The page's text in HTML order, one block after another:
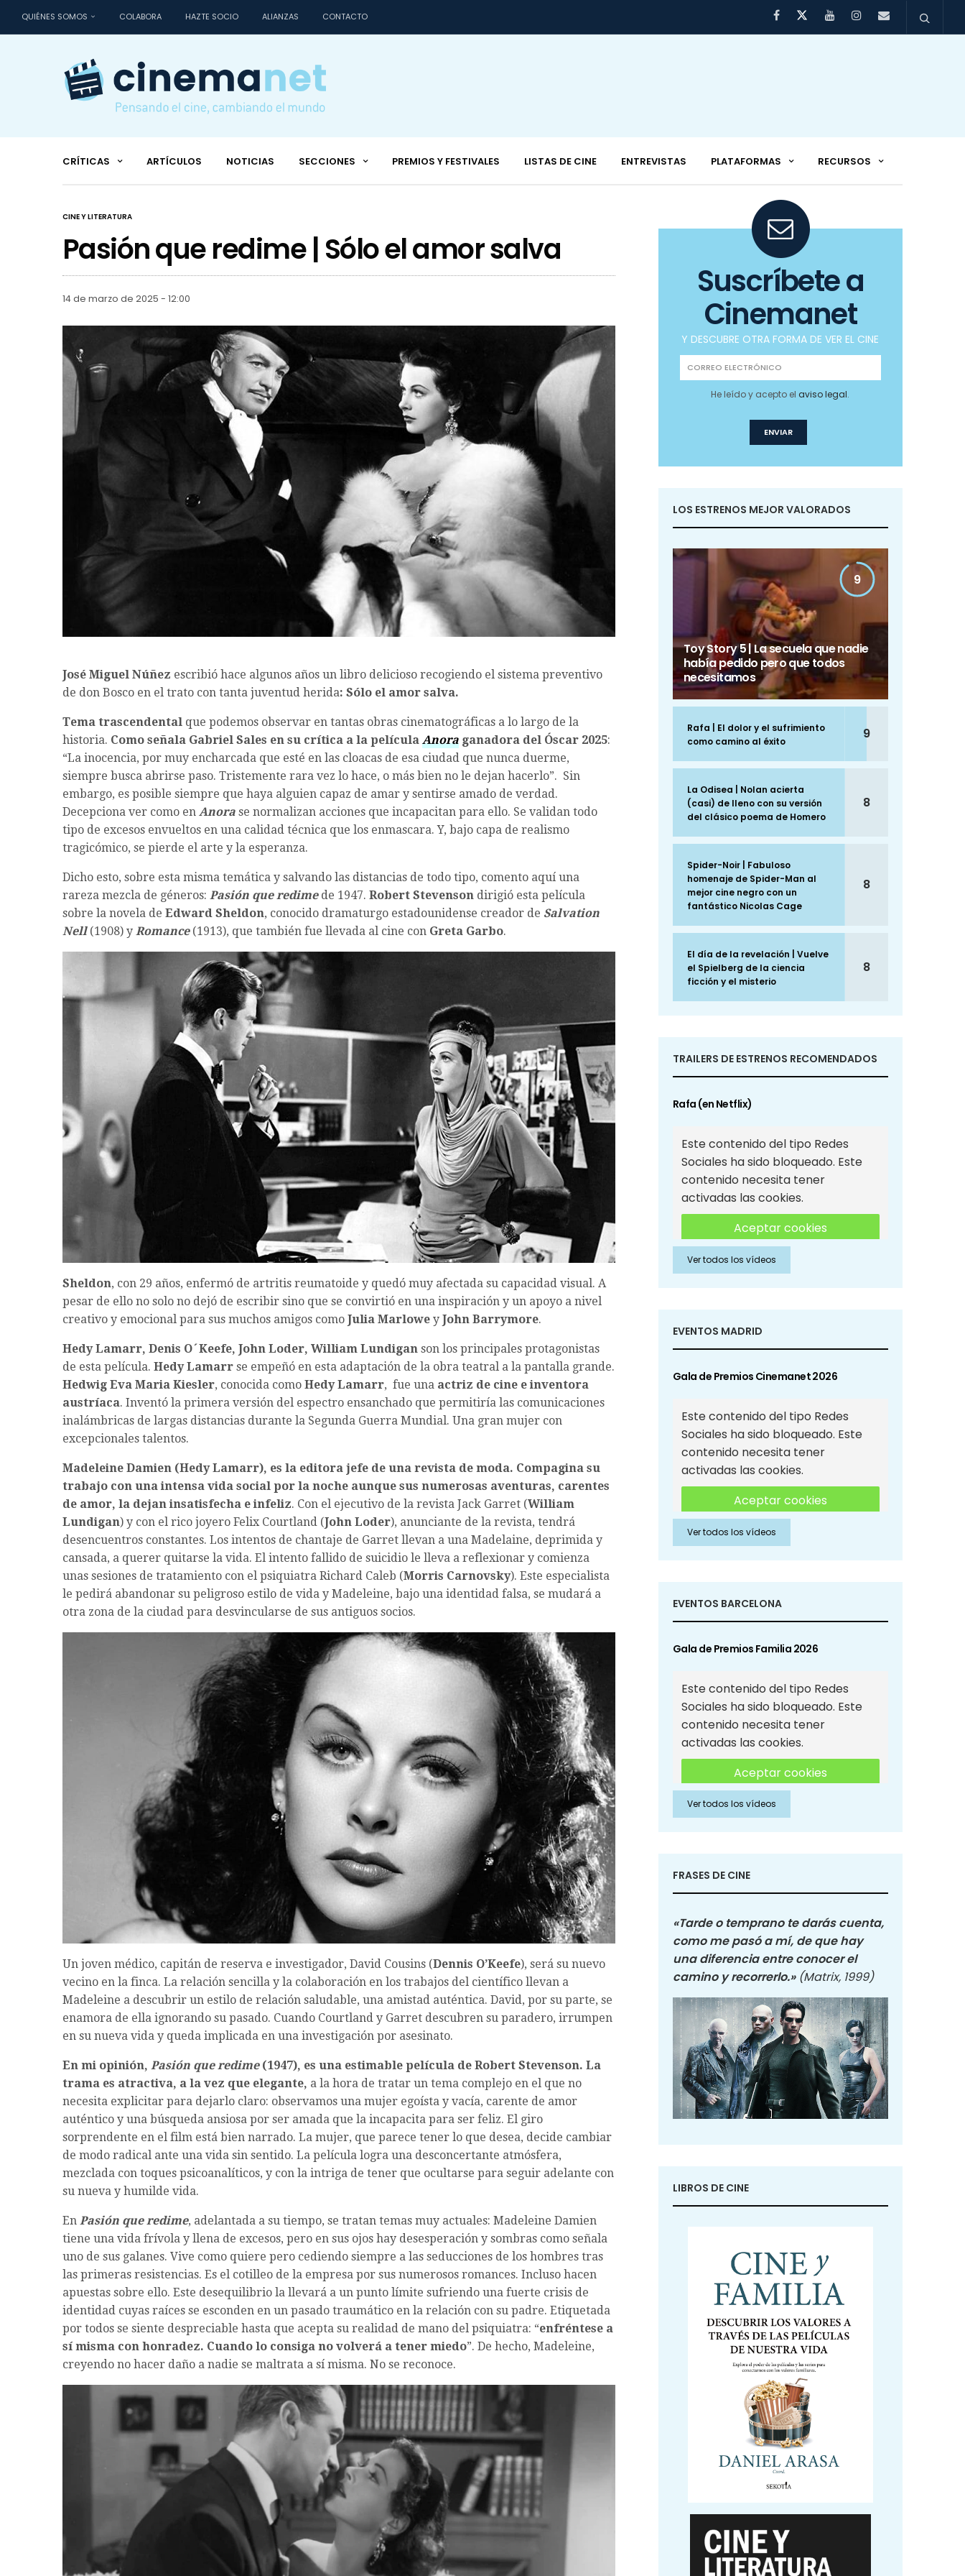
QUIÉNES SOMOS COLABORA HAZTE SOCIO ALIANZAS CONTACTO
CRÍTICAS ARTÍCULOS NOTICIAS SECCIONES PREMIOS Y FESTIVALES LISTAS DE CINE ENTREVISTAS PLATAFORMAS RECURSOS
CINE Y LITERATURA
Pasión que redime | Sólo el amor salva
14 de marzo de 2025 - 12:00
José Miguel Núñez escribió hace algunos años un libro delicioso recogiendo el sistema preventivo
de don Bosco en el trato con tanta juventud herida: Sólo el amor salva.
Tema trascendental que podemos observar en tantas obras cinematográficas a lo largo de la
historia. Como señala Gabriel Sales en su crítica a la película Anora ganadora del Óscar 2025:
“La inocencia, por muy encharcada que esté en las cloacas de esa ciudad que nunca duerme,
siempre busca abrirse paso. Tristemente rara vez lo hace, o más bien no le dejan hacerlo”. Sin
embargo, es posible siempre que haya alguien capaz de amar y sentirse amado de verdad.
Decepciona ver como en Anora se normalizan acciones que incapacitan para ello. Se validan todo
tipo de excesos envueltos en una calidad técnica que los enmascara. Y, bajo capa de realismo
tragicómico, se pierde el arte y la esperanza.
Dicho esto, sobre esta misma temática y salvando las distancias de todo tipo, comento aquí una
rareza mezcla de géneros: Pasión que redimede 1947. Robert Stevenson dirigió esta película
sobre la novela de Edward Sheldon, conocido dramaturgo estadounidense creador de Salvation
Nell(1908) y Romance(1913), que también fue llevada al cine con Greta Garbo.
Sheldon, con 29 años, enfermó de artritis reumatoide y quedó muy afectada su capacidad visual. A
pesar de ello no solo no dejó de escribir sino que se convirtió en una inspiración y un apoyo a nivel
creativo y emocional para sus muchos amigos como Julia Marlowe y John Barrymore.
Hedy Lamarr, Denis O´Keefe, John Loder, William Lundigan son los principales protagonistas
de esta película. Hedy Lamarr se empeñó en esta adaptación de la obra teatral a la pantalla grande.
Hedwig Eva Maria Kiesler, conocida como Hedy Lamarr, ​ fue una actriz de cine e inventora
austríaca. Inventó la primera versión del espectro ensanchado que permitiría las comunicaciones
inalámbricas de largas distancias durante la Segunda Guerra Mundial. Una gran mujer con
excepcionales talentos.
Madeleine Damien (Hedy Lamarr), es la editora jefe de una revista de moda. Compagina su
trabajo con una intensa vida social por la noche aunque sus numerosas aventuras, carentes
de amor, la dejan insatisfecha e infeliz. Con el ejecutivo de la revista Jack Garret (William
Lundigan) y con el rico joyero Felix Courtland (John Loder), anunciante de la revista, tendrá
desencuentros constantes. Los intentos de chantaje de Garret llevan a una Madelaine, deprimida y
cansada, a querer quitarse la vida. El intento fallido de suicidio le lleva a reflexionar y comienza
unas sesiones de tratamiento con el psiquiatra Richard Caleb (Morris Carnovsky). Este especialista
le pedirá abandonar su peligroso estilo de vida y Madeleine, bajo una identidad falsa, se mudará a
otra zona de la ciudad para desvincularse de sus antiguos socios.
Un joven médico, capitán de reserva e investigador, David Cousins (Dennis O’Keefe), será su nuevo
vecino en la finca. La relación sencilla y la colaboración en los trabajos del científico llevan a
Madeleine a descubrir un estilo de relación saludable, una amistad auténtica. David, por su parte, se
enamora de ella ignorando su pasado. Cuando Courtland y Garret descubren su paradero, irrumpen
en su nueva vida y queda implicada en una investigación por asesinato.
En mi opinión, Pasión que redime(1947), es una estimable película de Robert Stevenson. La
trama es atractiva, a la vez que elegante, a la hora de tratar un tema complejo en el que no
necesita explicitar para dejarlo claro: observamos una mujer egoísta y vacía, carente de amor
auténtico y una búsqueda ansiosa por ser amada que la incapacita para ser feliz. El giro
sorprendente en el film está bien narrado. La mujer, que parece tener lo que desea, decide cambiar
de modo radical ante una vida sin sentido. La película logra una desconcertante atmósfera,
mezclada con toques psicoanalíticos, y con la intriga de tener que ocultarse para seguir adelante con
su nueva y humilde vida.
En Pasión que redime, adelantada a su tiempo, se tratan temas muy actuales: Madeleine Damien
tiene una vida frívola y llena de excesos, pero en sus ojos hay desesperación y sombras como señala
uno de sus galanes. Vive como quiere pero cediendo siempre a las seducciones de los hombres tras
las primeras resistencias. Es el cotilleo de la empresa por sus numerosos romances. Incluso hacen
apuestas sobre ello. Este desequilibrio la llevará a un punto límite sufriendo una fuerte crisis de
identidad cuyas raíces se esconden en un pasado traumático en la relación con su padre. Etiquetada
por todos se siente despreciable hasta que acepta su realidad de mano del psiquiatra: “enfréntese a
sí misma con honradez. Cuando lo consiga no volverá a tener miedo”. De hecho, Madeleine,
creyendo no hacer daño a nadie se maltrata a sí misma. No se reconoce.
Suscríbete a
Cinemanet
Y DESCUBRE OTRA FORMA DE VER EL CINE
He leído y acepto elaviso legal.
LOS ESTRENOS MEJOR VALORADOS
9
Toy Story 5 | La secuela que nadie
había pedido pero que todos
necesitamos
Rafa | El dolor y el sufrimiento
como camino al éxito
9
La Odisea | Nolan acierta
(casi) de lleno con su versión
del clásico poema de Homero
8
Spider-Noir | Fabuloso
homenaje de Spider-Man al
mejor cine negro con un
fantástico Nicolas Cage
8
El día de la revelación | Vuelve
el Spielberg de la ciencia
ficción y el misterio
8
TRAILERS DE ESTRENOS RECOMENDADOS
Rafa (en Netflix)
Este contenido del tipo Redes
Sociales ha sido bloqueado. Este
contenido necesita tener
activadas las cookies.
Aceptar cookies
Aceptar cookies de Redes
Sociales
Ver todos los vídeos
EVENTOS MADRID
Gala de Premios Cinemanet 2026
Este contenido del tipo Redes
Sociales ha sido bloqueado. Este
contenido necesita tener
activadas las cookies.
Aceptar cookies
Aceptar cookies de Redes
Sociales
Ver todos los vídeos
EVENTOS BARCELONA
Gala de Premios Familia 2026
Este contenido del tipo Redes
Sociales ha sido bloqueado. Este
contenido necesita tener
activadas las cookies.
Aceptar cookies
Aceptar cookies de Redes
Sociales
Ver todos los vídeos
FRASES DE CINE
«Tarde o temprano te darás cuenta,
como me pasó a mí, de que hay
una diferencia entre conocer el
camino y recorrerlo.» (Matrix, 1999)
LIBROS DE CINE